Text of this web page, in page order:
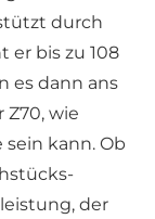
durch
er bis zu 108
es dann ans
wie
kann. Ob
der